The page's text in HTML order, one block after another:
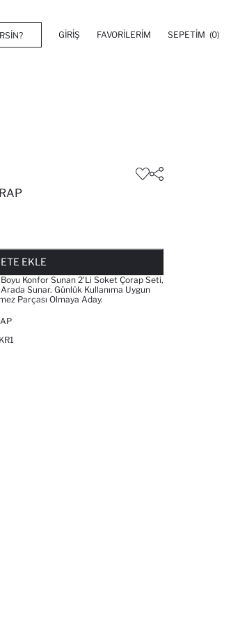
GIRIŞ FAVORILERIM SEPETIM (0)
EKLE
Konfor Sunan 2'li Soket Çorap Seti,
Sunar. Günlük Kullanıma Uygun
Parçası Olmaya Aday.